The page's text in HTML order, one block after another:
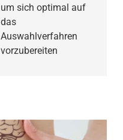
um sich optimal auf
das
Auswahlverfahren
vorzubereiten